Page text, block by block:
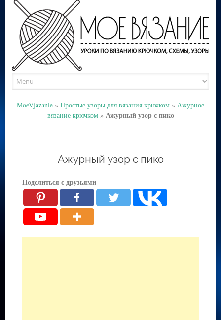
to
MoeVjazanie » Простые узоры для вязания крючком » Ажурное
вязание крючком» Ажурный узор с пико
Ажурный узор с пико
Поделиться с друзьями